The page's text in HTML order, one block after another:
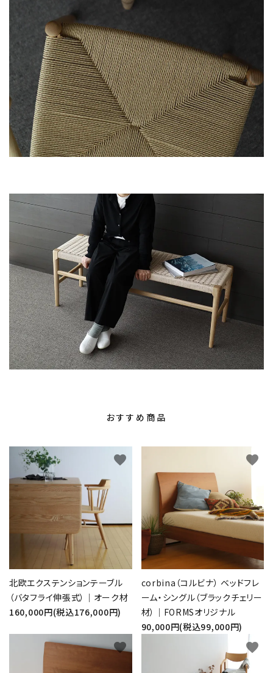
おすすめ商品
北欧エクステンションテーブル
（バタフライ伸張式）｜オーク材
160,000円(税込176,000円)
favorite
corbina（コルビナ） ベッドフレ
ーム・シングル（ブラックチェリー
材）｜FORMSオリジナル
90,000円(税込99,000円)
favorite
favorite favorite